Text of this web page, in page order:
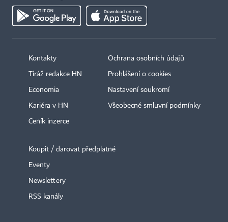
Kontakty
Tiráž redakce HN
Economia
Kariéra v HN
Ceník inzerce
Ochrana osobních údajů
Prohlášení o cookies
Nastavení soukromí
Všeobecné smluvní podmínky
Koupit / darovat předplatné
Eventy
Newslettery
RSS kanály